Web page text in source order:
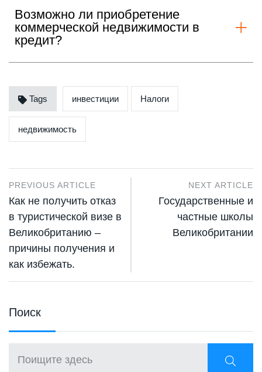
Возможно ли приобретение
коммерческой недвижимости в
кредит?
Tags инвестиции Налоги
недвижимость
PREVIOUS ARTICLE
Как не получить отказ
в туристической визе в
Великобританию –
причины получения и
как избежать.
NEXT ARTICLE
Государственные и
частные школы
Великобритании
Поиcк